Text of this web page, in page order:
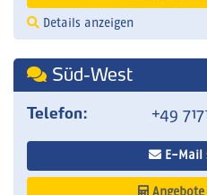
Details anzeigen
Süd-West
Telefon: +49
E-Mail